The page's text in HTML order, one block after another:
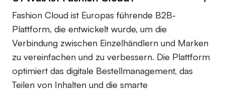
Fashion Cloud ist Europas führende B2B-
Plattform, die entwickelt wurde, um die
Verbindung zwischen Einzelhändlern und Marken
zu vereinfachen und zu verbessern. Die Plattform
optimiert das digitale Bestellmanagement, das
Teilen von Inhalten und die smarte